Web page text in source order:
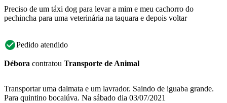
Preciso de um táxi dog para levar a mim e meu cachorro do
pechincha para uma veterinária na taquara e depois voltar
Pedido atendido
Débora contratou Transporte de Animal
Transportar uma dalmata e um lavrador. Saindo de iguaba grande.
Para quintino bocaiúva. Na sábado dia 03/07/2021